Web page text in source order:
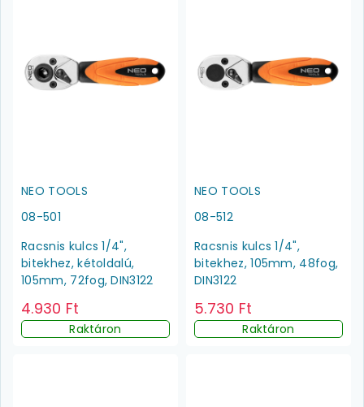
NEO TOOLS
08-501
Racsnis kulcs 1/4",
bitekhez, kétoldalú,
105mm, 72fog, DIN3122
4.930 Ft
Raktáron
NEO TOOLS
08-512
Racsnis kulcs 1/4",
bitekhez, 105mm, 48fog,
DIN3122
5.730 Ft
Raktáron